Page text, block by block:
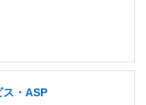
ス・ASP